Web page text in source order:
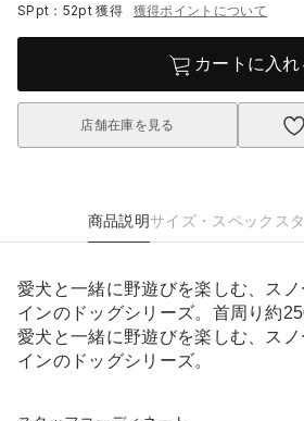
SPpt：52pt獲得 獲得ポイントについて
カートに入れ
店舗在庫を見る
商品説明サイズ・スペック ス
愛犬と一緒に野遊びを楽しむ、ス
インのドッグシリーズ。首周り約
愛犬と一緒に野遊びを楽しむ、ス
インのドッグシリーズ。